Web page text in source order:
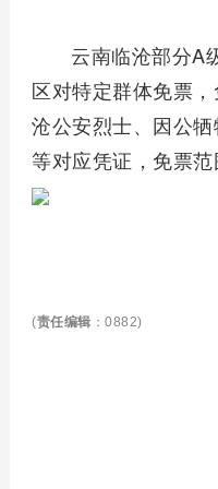
云南临沧部分A
区对特定群体免票
沧公安烈士、因公
等对应凭证，免票范
(责任编辑 ：0882)